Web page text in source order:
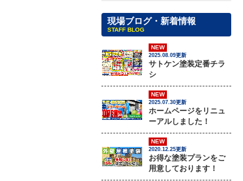
現場ブログ・新着情報
STAFF BLOG
NEW
2025.08.09更新
サトケン塗装定番チラ
シ
NEW
2025.07.30更新
ホームページをリニュ
ーアルしました！
NEW
2020.12.25更新
お得な塗装プランをご
用意しております！